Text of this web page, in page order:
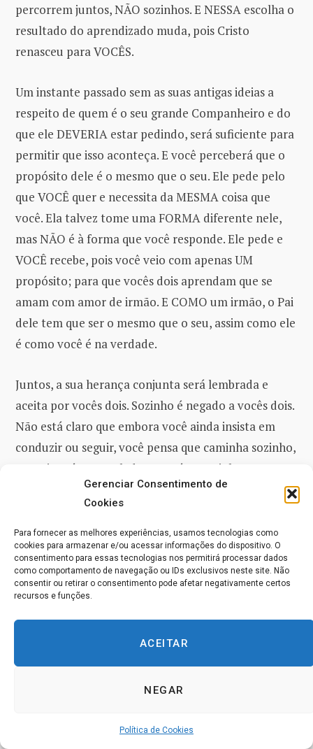
Gerenciar Consentimento de
Cookies
Para fornecer as melhores experiências, usamos tecnologias como
cookies para armazenar e/ou acessar informações do dispositivo. O
consentimento para essas tecnologias nos permitirá processar dados
como comportamento de navegação ou IDs exclusivos neste site. Não
consentir ou retirar o consentimento pode afetar negativamente certos
recursos e funções.
ACEITAR
NEGAR
Política de Cookies
percorrem juntos, NÃO sozinhos. E NESSA escolha o
resultado do aprendizado muda, pois Cristo
renasceu para VOCÊS.
Um instante passado sem as suas antigas ideias a
respeito de quem é o seu grande Companheiro e do
que ele DEVERIA estar pedindo, será suficiente para
permitir que isso aconteça. E você perceberá que o
propósito dele é o mesmo que o seu. Ele pede pelo
que VOCÊ quer e necessita da MESMA coisa que
você. Ela talvez tome uma FORMA diferente nele,
mas NÃO é à forma que você responde. Ele pede e
VOCÊ recebe, pois você veio com apenas UM
propósito; para que vocês dois aprendam que se
amam com amor de irmão. E COMO um irmão, o Pai
dele tem que ser o mesmo que o seu, assim como ele
é como você é na verdade.
Juntos, a sua herança conjunta será lembrada e
aceita por vocês dois. Sozinho é negado a vocês dois.
Não está claro que embora você ainda insista em
conduzir ou seguir, você pensa que caminha sozinho,
sem ninguém a seu lado? Esse é o caminho que não
leva a lugar nenhum, pois a luz não pode ser dada
enquanto você caminha sozinho e, portanto, você
não pode VER qual é o caminho que você segue. E
então HÁ confusão e uma senso de dúvida
interminável, à medida que você titubeia para frente
e para trás na escuridão e na solidão. No entanto,
verdade é a jornada e de como ela tem que ser feita.
dado na certeza e com segurança quanto ao